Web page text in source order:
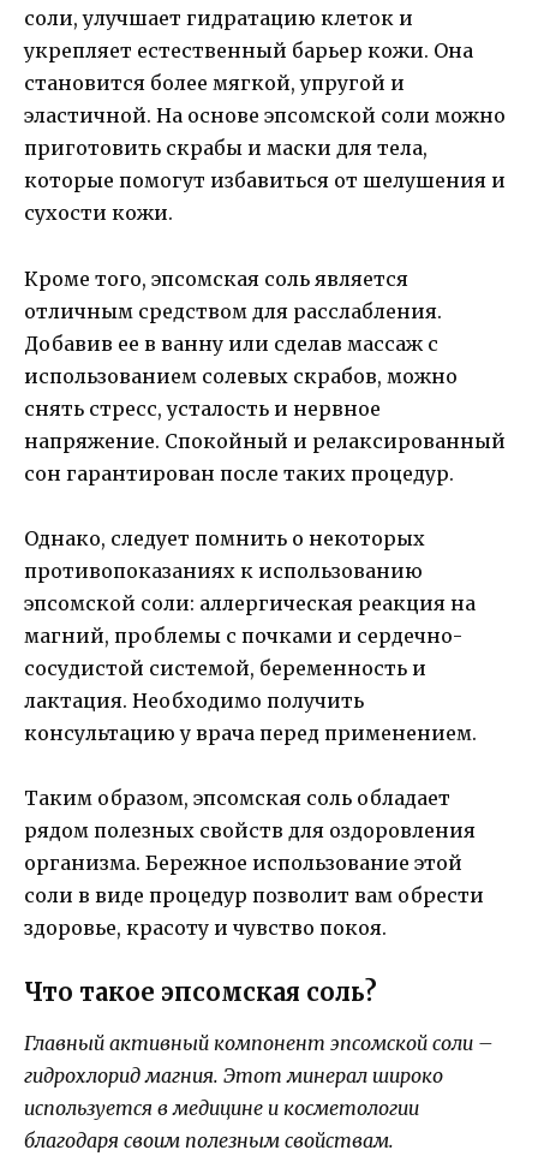
соли, улучшает гидратацию клеток и
укрепляет естественный барьер кожи. Она
становится более мягкой, упругой и
эластичной. На основе эпсомской соли можно
приготовить скрабы и маски для тела,
которые помогут избавиться от шелушения и
сухости кожи.
Кроме того, эпсомская соль является
отличным средством для расслабления.
Добавив ее в ванну или сделав массаж с
использованием солевых скрабов, можно
снять стресс, усталость и нервное
напряжение. Спокойный и релаксированный
сон гарантирован после таких процедур.
Однако, следует помнить о некоторых
противопоказаниях к использованию
эпсомской соли: аллергическая реакция на
магний, проблемы с почками и сердечно-
сосудистой системой, беременность и
лактация. Необходимо получить
консультацию у врача перед применением.
Таким образом, эпсомская соль обладает
рядом полезных свойств для оздоровления
организма. Бережное использование этой
соли в виде процедур позволит вам обрести
здоровье, красоту и чувство покоя.
Что такое эпсомская соль?
Главный активный компонент эпсомской соли –
гидрохлорид магния. Этот минерал широко
используется в медицине и косметологии
благодаря своим полезным свойствам.